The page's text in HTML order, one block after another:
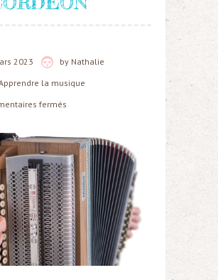
2023 by Nathalie
la musique
fermés